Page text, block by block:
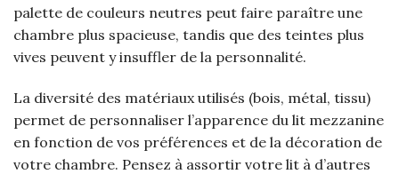
palette de couleurs neutres peut faire paraître une
chambre plus spacieuse, tandis que des teintes plus
vives peuvent y insuffler de la personnalité.
La diversité des matériaux utilisés (bois, métal, tissu)
permet de personnaliser l’apparence du lit mezzanine
en fonction de vos préférences et de la décoration de
votre chambre. Pensez à assortir votre lit à d’autres